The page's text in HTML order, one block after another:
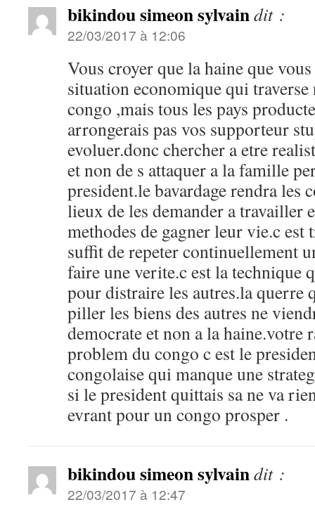
bikindou simeon sylvaindit :
22/03/2017 à 12:06
Vous croyer que la haine que
situation economique qui traverse
congo ,mais tous les pays
arrongerais pas vos supporteur
evoluer.donc chercher a etre
et non de s attaquer a la famille
president.le bavardage rendra les
lieux de les demander a travailler
methodes de gagner leur vie.c
suffit de repeter continuellement
faire une verite.c est la technique
pour distraire les autres.la querre
piller les biens des autres ne
democrate et non a la haine.votre
problem du congo c est le
congolaise qui manque une
si le president quittais sa ne va
evrant pour un congo prosper .
bikindou simeon sylvaindit :
22/03/2017 à 12:47